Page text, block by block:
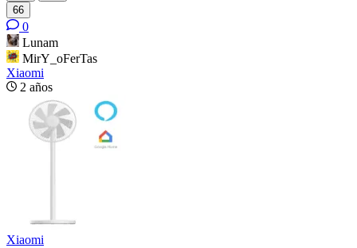
66
0
Lunam
MirY_oFerTas
Xiaomi
2 años
Xiaomi